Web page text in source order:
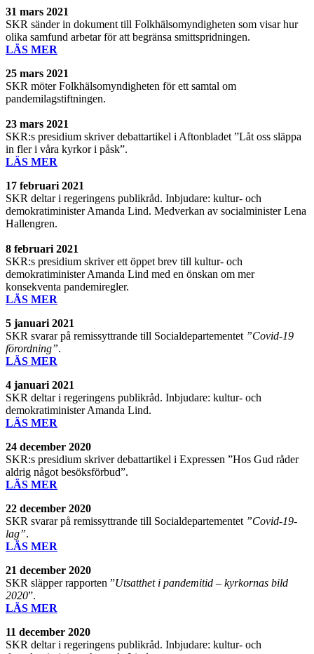
31 mars 2021
SKR sänder in dokument till Folkhälsomyndigheten som visar hur
olika samfund arbetar för att begränsa smittspridningen.
LÄS MER
25 mars 2021
SKR möter Folkhälsomyndigheten för ett samtal om
pandemilagstiftningen.
23 mars 2021
SKR:s presidium skriver debattartikel i Aftonbladet ”Låt oss släppa
in fler i våra kyrkor i påsk”.
LÄS MER
17 februari 2021
SKR deltar i regeringens publikråd. Inbjudare: kultur- och
demokratiminister Amanda Lind. Medverkan av socialminister Lena
Hallengren.
8 februari 2021
SKR:s presidium skriver ett öppet brev till kultur- och
demokratiminister Amanda Lind med en önskan om mer
konsekventa pandemiregler.
LÄS MER
5 januari 2021
SKR svarar på remissyttrande till Socialdepartementet ”Covid-19
förordning”.
LÄS MER
4 januari 2021
SKR deltar i regeringens publikråd. Inbjudare: kultur- och
demokratiminister Amanda Lind.
LÄS MER
24 december 2020
SKR:s presidium skriver debattartikel i Expressen ”Hos Gud råder
aldrig något besöksförbud”.
LÄS MER
22 december 2020
SKR svarar på remissyttrande till Socialdepartementet ”Covid-19-
lag”.
LÄS MER
21 december 2020
SKR släpper rapporten ”Utsatthet i pandemitid – kyrkornas bild
2020”.
LÄS MER
11 december 2020
SKR deltar i regeringens publikråd. Inbjudare: kultur- och